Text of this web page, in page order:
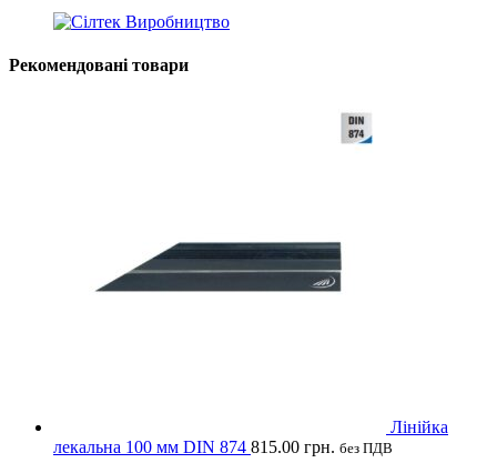
Рекомендовані товари
Лінійка
лекальна 100 мм DIN 874 815.00 грн. без ПДВ